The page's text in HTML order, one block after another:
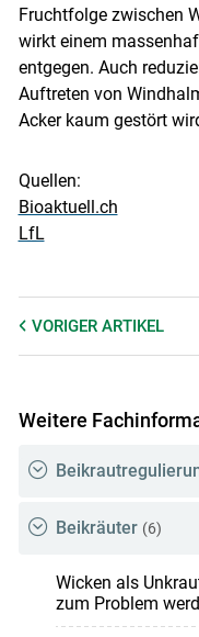
Fruchtfolge zwischen
wirkt einem
entgegen. Auch
Auftreten von
Acker kaum gestört
Quellen:
Bioaktuell.ch
LfL
VORIGER ARTIKEL
Weitere
Beikräuter (6)
Wicken als
zum Problem